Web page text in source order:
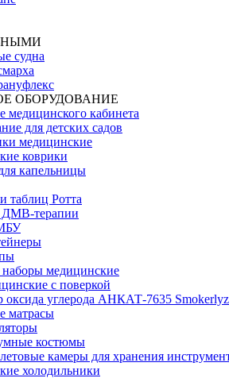
судна
ОБОРУДОВАНИЕ
медицинского кабинета
для детских садов
медицинские
коврики
капельницы
таблиц Ротта
терапии
медицинские
с поверкой
оксида углерода АНКАТ-7635
матрасы
костюмы
камеры для хранения
холодильники